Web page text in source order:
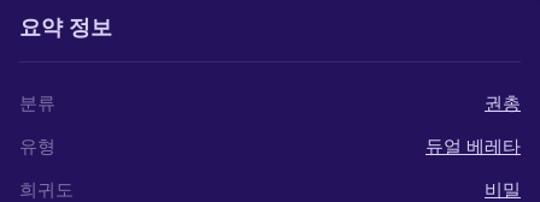
요약 정보
분류
권총
유형
듀얼 베레타
희귀도
비밀